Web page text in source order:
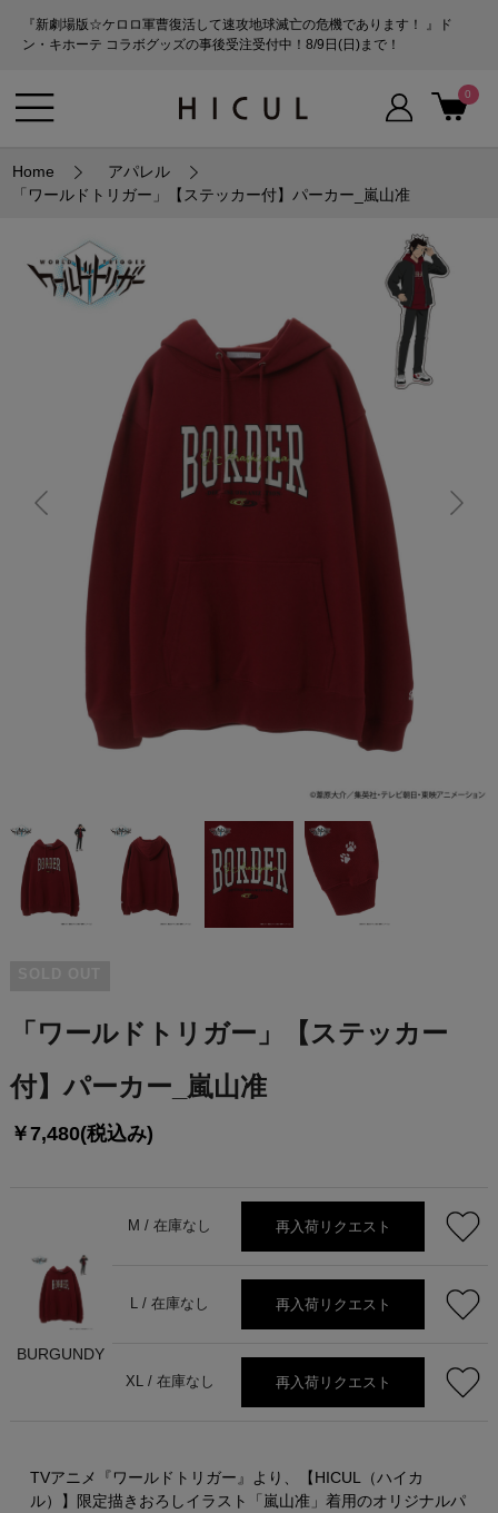
『新劇場版☆ケロロ軍曹復活して速攻地球滅亡の危機であります！ 』ド
ン・キホーテ コラボグッズの事後受注受付中！8/9日(日)まで！
0
Home
アパレル
「ワールドトリガー」【ステッカー付】パーカー_嵐山准
「ワールドトリガー」【ステッカー
付】パーカー_嵐山准
￥7,480(税込み)
BURGUNDY
M /在庫なし 再入荷リクエスト
L /在庫なし 再入荷リクエスト
XL / 在庫なし 再入荷リクエスト
TVアニメ『ワールドトリガー』より、【HICUL（ハイカ
ル）】限定描きおろしイラスト「嵐山准」着用のオリジナルパ